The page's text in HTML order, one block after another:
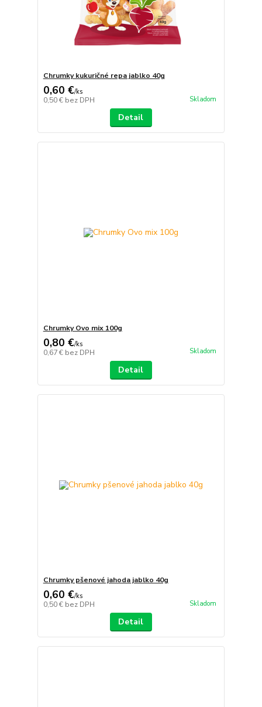
Chrumky kukuričné repa jablko 40g
0,60 €/ks
0,50 € bez DPH Skladom
Detail
Chrumky Ovo mix 100g
0,80 €/ks
0,67 € bez DPH Skladom
Detail
Chrumky pšenové jahoda jablko 40g
0,60 €/ks
0,50 € bez DPH Skladom
Detail